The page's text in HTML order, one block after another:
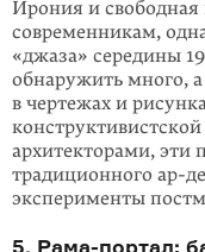
Ирония и свободная
современникам,
«джаза» середины
обнаружить много,
в чертежах и
архитекторами, эти
традиционного ар-
экспе­рименты
5. Рама-портал: